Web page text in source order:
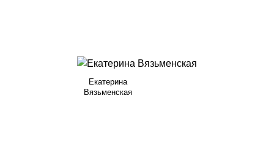
Екатерина
Вязьменская